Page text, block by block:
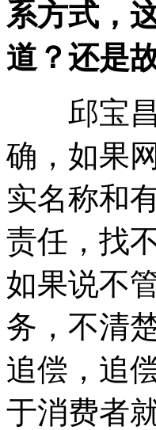
系方式，
道？还是
邱宝昌
确，如果
实名称和
责任，找
如果说不
务，不清
追偿，追
于消费者